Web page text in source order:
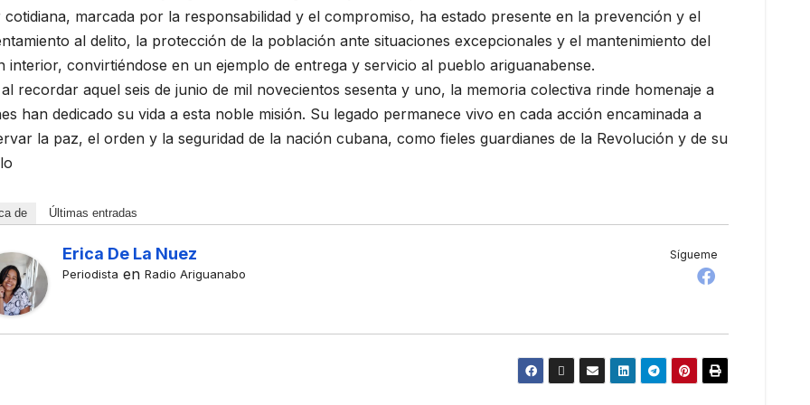
DE 2026
GUZMÁN
retos y
emociones
20 DE JUNIO DE 2026
DAYAMÍ TABARES PÉREZ
cotidiana, marcada por la responsabilidad y el compromiso, ha estado presente en la prevención y el
al delito, la protección de la población ante situaciones excepcionales y el mantenimiento del
interior, convirtiéndose en un ejemplo de entrega y servicio al pueblo ariguanabense.
recordar aquel seis de junio de mil novecientos sesenta y uno, la memoria colectiva rinde homenaje a
han dedicado su vida a esta noble misión. Su legado permanece vivo en cada acción encaminada a
la paz, el orden y la seguridad de la nación cubana, como fieles guardianes de la Revolución y de su
de Últimas entradas
Sígueme
Erica De La Nuez
Periodista en Radio Ariguanabo